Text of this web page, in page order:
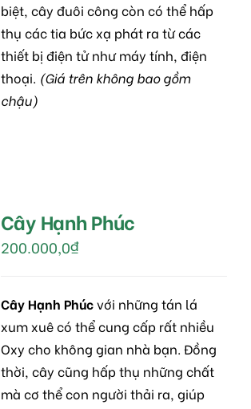
biệt, cây đuôi công còn có thể hấp
thụ các tia bức xạ phát ra từ các
thiết bị điện tử như máy tính, điện
thoại. (Giá trên không bao gồm
chậu)
Cây Hạnh Phúc
200.000,0₫
Cây Hạnh Phúcvới những tán lá
xum xuê có thể cung cấp rất nhiều
Oxy cho không gian nhà bạn. Đồng
thời, cây cũng hấp thụ những chất
mà cơ thể con người thải ra, giúp